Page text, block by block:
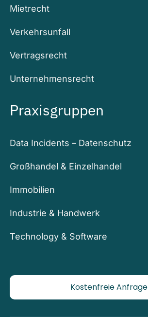
Mietrecht
Verkehrsunfall
Vertragsrecht
Unternehmensrecht
Praxisgruppen
Data Incidents – Datenschutz
Großhandel & Einzelhandel
Immobilien
Industrie & Handwerk
Technology & Software
Kostenfreie Anfrage